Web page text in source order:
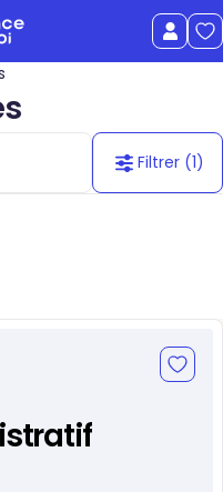
Filtrer (1)
1 filtre